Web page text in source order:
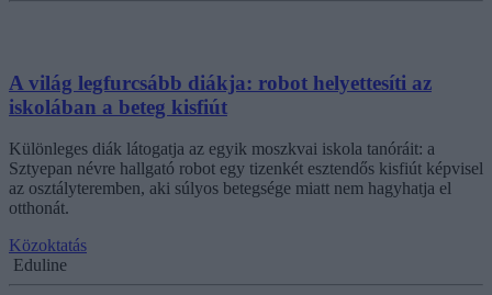
A világ legfurcsább diákja: robot helyettesíti az
iskolában a beteg kisfiút
Különleges diák látogatja az egyik moszkvai iskola tanóráit: a
Sztyepan névre hallgató robot egy tizenkét esztendős kisfiút képvisel
az osztályteremben, aki súlyos betegsége miatt nem hagyhatja el
otthonát.
Közoktatás
Eduline